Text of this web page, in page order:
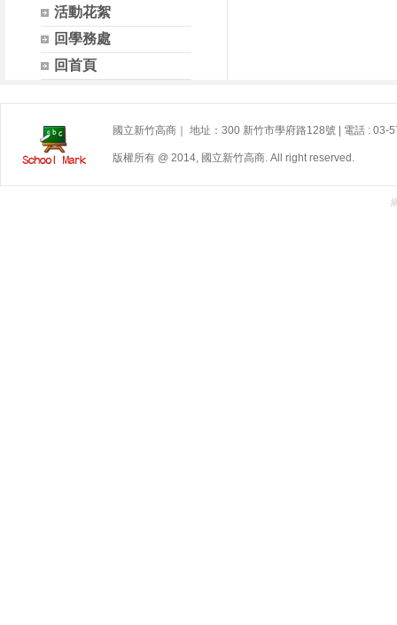
活動花絮
回學務處
回首頁
國立新竹高商｜ 地址：300 新竹市學府路128號 | 電話 : 03-
版權所有 @ 2014, 國立新竹高商. All right reserved.